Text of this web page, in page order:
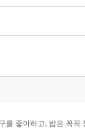
를 좋아하고, 밥은 꼭